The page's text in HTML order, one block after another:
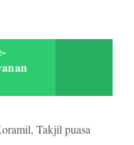
, Takjil puasa